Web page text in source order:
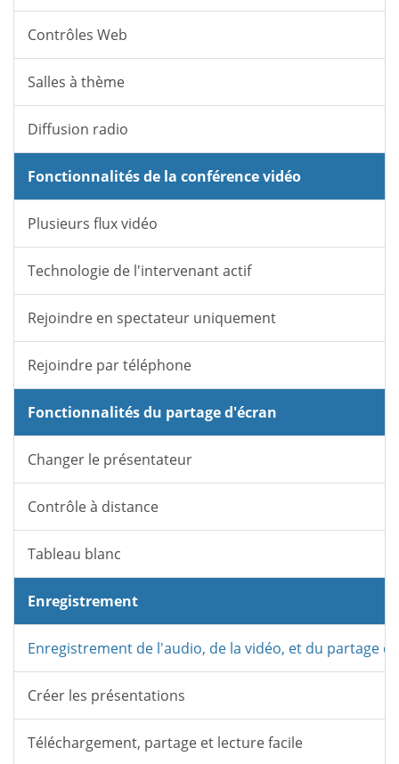
Contrôles Web
Salles à thème
Diffusion radio
Fonctionnalités de la conférence vidéo
Plusieurs flux vidéo
Technologie de l'intervenant actif
Rejoindre en spectateur uniquement
Rejoindre par téléphone
Fonctionnalités du partage d'écran
Changer le présentateur
Contrôle à distance
Tableau blanc
Enregistrement
Enregistrement de l'audio, de la vidéo, et du partage
Créer les présentations
Téléchargement, partage et lecture facile